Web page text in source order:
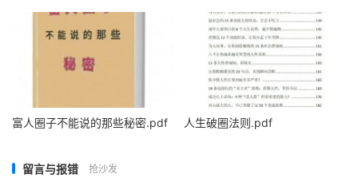
富人圈子不能说的那些秘密.pdf 人生破圈法则.pdf
留言与报错 抢沙发